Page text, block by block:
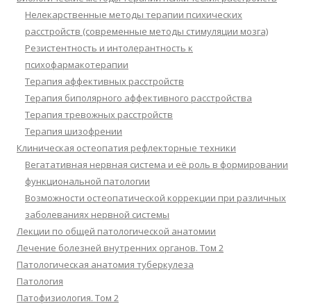
Нелекарственные методы терапии психических
расстройств (современные методы стимуляции мозга)
Резистентность и интолерантность к
психофармакотерапии
Терапия аффективных расстройств
Терапия биполярного аффективного расстройства
Терапия тревожных расстройств
Терапия шизофрении
Клиническая остеопатия рефлекторные техники
Вегатативная нервная система и её роль в формировании
функциональной патологии
Возможности остеопатической коррекции при различных
заболеваниях нервной системы
Лекции по общей патологической анатомии
Лечение болезней внутренних органов. Том 2
Патологическая анатомия туберкулеза
Патология
Патофизиология. Том 2